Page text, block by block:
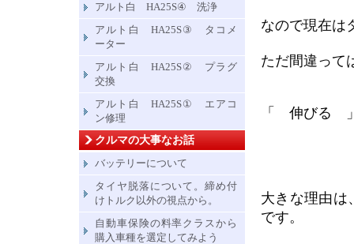
なので現在は
ただ間違って
「 伸びる
大きな理由は
です。
アルト白 HA25S④ 洗浄
アルト白 HA25S③ タコメ
ーター
アルト白 HA25S② プラグ
交換
アルト白 HA25S① エアコ
ン修理
クルマの大事なお話
バッテリーについて
タイヤ脱落について。締め付
けトルク以外の視点から。
自動車保険の料率クラスから
購入車種を選定してみよう